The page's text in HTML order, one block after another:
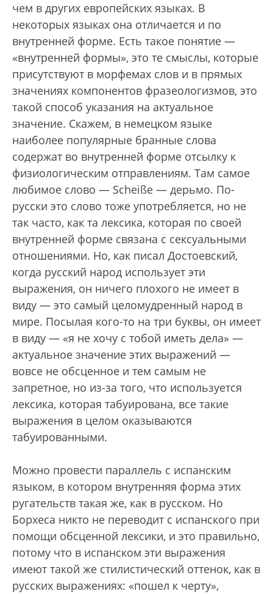
чем в других европейских языках. В
некоторых языках она отличается и по
внутренней форме. Есть такое понятие —
«внутренней формы», это те смыслы, которые
присутствуют в морфемах слов и в прямых
значениях компонентов фразеологизмов, это
такой способ указания на актуальное
значение. Скажем, в немецком языке
наиболее популярные бранные слова
содержат во внутренней форме отсылку к
физиологическим отправлениям. Там самое
любимое слово — Scheiße — дерьмо. По-
русски это слово тоже употребляется, но не
так часто, как та лексика, которая по своей
внутренней форме связана с сексуальными
отношениями. Но, как писал Достоевский,
когда русский народ использует эти
выражения, он ничего плохого не имеет в
виду — это самый целомудренный народ в
мире. Посылая кого-то на три буквы, он имеет
в виду — «я не хочу с тобой иметь дела» —
актуальное значение этих выражений —
вовсе не обсценное и тем самым не
запретное, но из-за того, что используется
лексика, которая табуирована, все такие
выражения в целом оказываются
табуированными.
Можно провести параллель с испанским
языком, в котором внутренняя форма этих
ругательств такая же, как в русском. Но
Борхеса никто не переводит с испанского при
помощи обсценной лексики, и это правильно,
потому что в испанском эти выражения
имеют такой же стилистический оттенок, как в
русских выражениях: «пошел к черту»,